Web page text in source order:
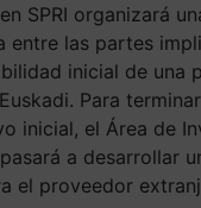
SPRI organizará
entre las partes
inicial de una
Para
inicial, el Área de
a desarrollar
el proveedor